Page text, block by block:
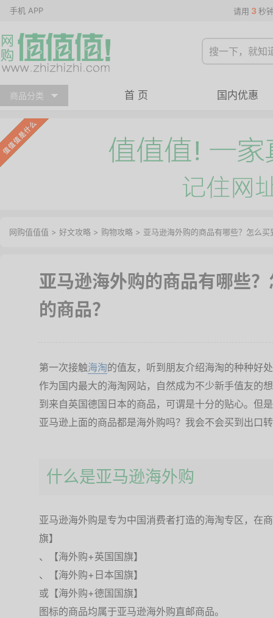
手机 APP 请用 3 秒
商品分类 首 页 国内优惠
网购值值值 > 好文攻略 > 购物攻略 > 亚马逊海外购的商品有哪些？怎么
亚马逊海外购的商品有哪些
的商品？
第一次接触海淘的值友，听到朋友介绍海淘的种种好
作为国内最大的海淘网站，自然成为不少新手值友的
到来自英国德国日本的商品，可谓是十分的贴心。但
亚马逊上面的商品都是海外购吗？我会不会买到出口
什么是亚马逊海外购
亚马逊海外购是专为中国消费者打造的海淘专区，在
旗】
、【海外购+英国国旗】
、【海外购+日本国旗】
或【海外购+德国国旗】
图标的商品均属于亚马逊海外购直邮商品。